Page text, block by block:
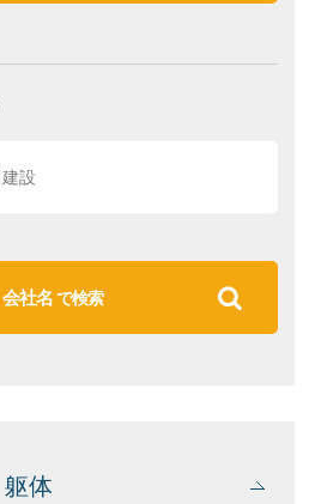
会社名で検索
躯体